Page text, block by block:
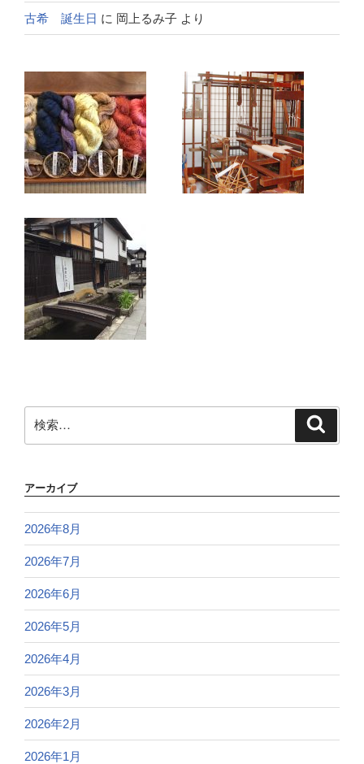
古希 誕生日 に 岡上るみ子 より
索:
アーカイブ
2026年8月
2026年7月
2026年6月
2026年5月
2026年4月
2026年3月
2026年2月
2026年1月